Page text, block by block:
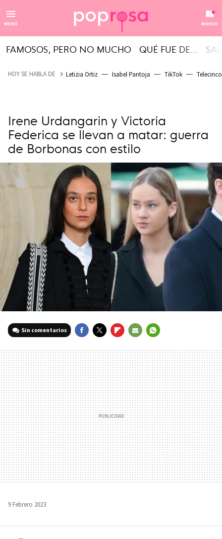
MENÚ NUEVO
FAMOSOS, PERO NO MUCHO QUÉ FUE DE...
HOY SE HABLA DE Letizia Ortiz Isabel Pantoja TikTok Telecinco
Irene Urdangarin y Victoria
Federica se llevan a matar: guerra
de Borbonas con estilo
Sin comentarios
MAIL
9 Febrero 2023